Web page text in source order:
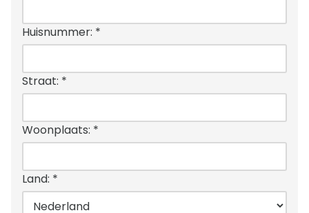
Huisnummer: *
Straat: *
Woonplaats: *
Land: *